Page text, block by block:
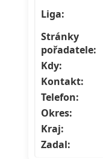
Liga:
Stránky
pořadatele:
Kdy:
Kontakt:
Telefon:
Okres:
Kraj:
Zadal: